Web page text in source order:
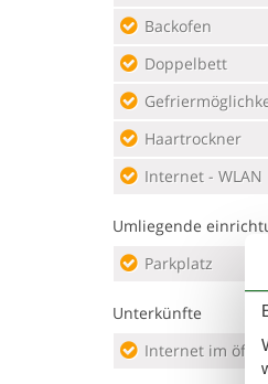
Backofen
Doppelbett
Haartrockner
Internet - WLAN
Umliegende
Parkplatz
Unterkünfte
Internet im öff.